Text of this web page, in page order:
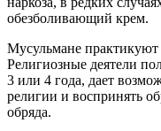
обезболивающий крем.
Мусульмане практикуют
Религиозные деятели
3 или 4 года, дает
религии и воспринять
обряда.